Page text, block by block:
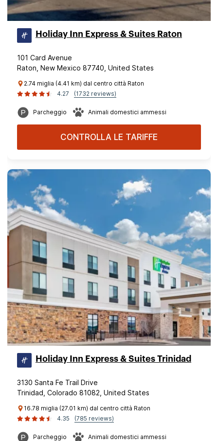
Holiday Inn Express & Suites Raton
101 Card Avenue
Raton, New Mexico 87740, United States
2.74 miglia (4.41 km) dal centro città Raton
4.27
(1732 reviews)
Parcheggio Animali domestici ammessi
CONTROLLA LE TARIFFE
Holiday Inn Express & Suites Trinidad
3130 Santa Fe Trail Drive
Trinidad, Colorado 81082, United States
16.78 miglia (27.01 km) dal centro città Raton
4.35
(785 reviews)
Parcheggio Animali domestici ammessi